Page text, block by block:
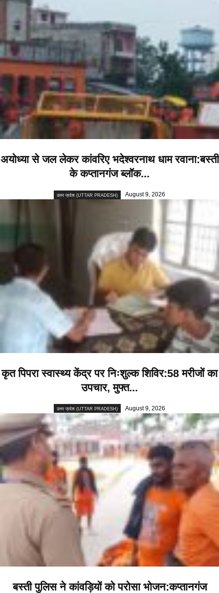
अयोध्या से जल लेकर कांवरिए भदेश्वरनाथ धाम रवाना:बस्ती
के कप्तानगंज ब्लॉक...
उत्तर प्रदेश (UTTAR PRADESH) August 9, 2026
कृत पिपरा स्वास्थ्य केंद्र पर निःशुल्क शिविर:58 मरीजों का
उपचार, मुफ्त...
उत्तर प्रदेश (UTTAR PRADESH) August 9, 2026
बस्ती पुलिस ने कांवड़ियों को परोसा भोजन:कप्तानगंज